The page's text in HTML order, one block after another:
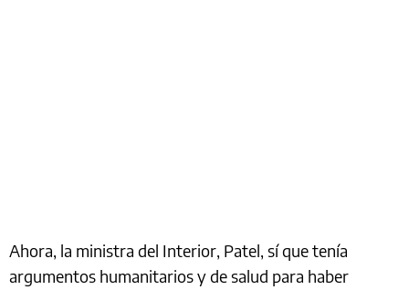
Ahora, la ministra del Interior, Patel, sí que tenía
argumentos humanitarios y de salud para haber